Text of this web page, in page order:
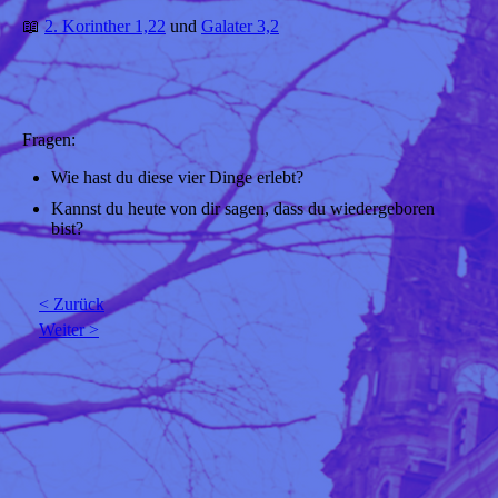
📖2. Korinther 1,22 und Galater 3,2
Fragen:
Wie hast du diese vier Dinge erlebt?
Kannst du heute von dir sagen, dass du wiedergeboren
bist?
< Zurück
Weiter >